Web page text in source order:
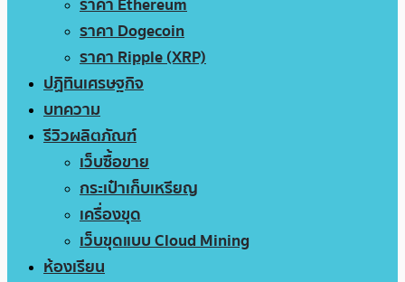
ราคา Dogecoin
ราคา Ripple (XRP)
ปฏิทินเศรษฐกิจ
บทความ
รีวิวผลิตภัณฑ์
เว็บซื้อขาย
กระเป๋าเก็บเหรียญ
เครื่องขุด
เว็บขุดแบบ Cloud Mining
ห้องเรียน